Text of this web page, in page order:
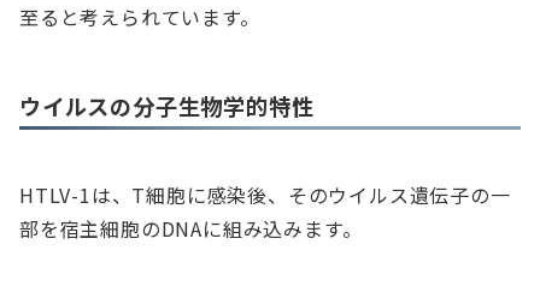
至ると考えられています。
ウイルスの分子生物学的特性
HTLV-1は、T細胞に感染後、そのウイルス遺伝子の一
部を宿主細胞のDNAに組み込みます。